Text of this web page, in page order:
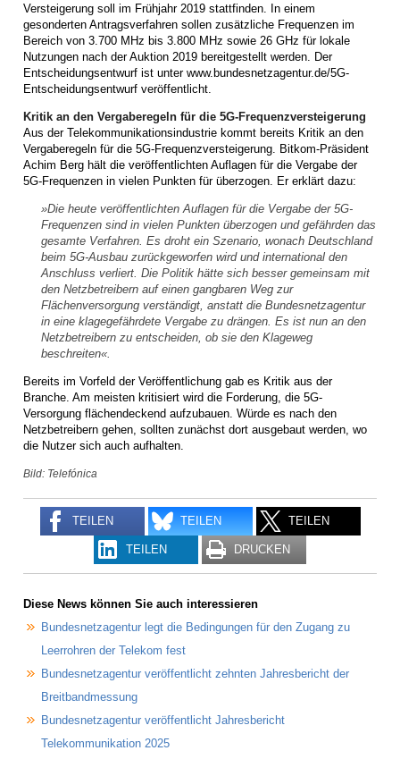
Versteigerung soll im Frühjahr 2019 stattfinden. In einem
gesonderten Antragsverfahren sollen zusätzliche Frequenzen im
Bereich von 3.700 MHz bis 3.800 MHz sowie 26 GHz für lokale
Nutzungen nach der Auktion 2019 bereitgestellt werden. Der
Entscheidungsentwurf ist unter www.bundesnetzagentur.de/5G-
Entscheidungsentwurf veröffentlicht.
Kritik an den Vergaberegeln für die 5G-Frequenzversteigerung
Aus der Telekommunikationsindustrie kommt bereits Kritik an den
Vergaberegeln für die 5G-Frequenzversteigerung. Bitkom-Präsident
Achim Berg hält die veröffentlichten Auflagen für die Vergabe der
5G-Frequenzen in vielen Punkten für überzogen. Er erklärt dazu:
»Die heute veröffentlichten Auflagen für die Vergabe der 5G-
Frequenzen sind in vielen Punkten überzogen und gefährden das
gesamte Verfahren. Es droht ein Szenario, wonach Deutschland
beim 5G-Ausbau zurückgeworfen wird und international den
Anschluss verliert. Die Politik hätte sich besser gemeinsam mit
den Netzbetreibern auf einen gangbaren Weg zur
Flächenversorgung verständigt, anstatt die Bundesnetzagentur
in eine klagegefährdete Vergabe zu drängen. Es ist nun an den
Netzbetreibern zu entscheiden, ob sie den Klageweg
beschreiten«.
Bereits im Vorfeld der Veröffentlichung gab es Kritik aus der
Branche. Am meisten kritisiert wird die Forderung, die 5G-
Versorgung flächendeckend aufzubauen. Würde es nach den
Netzbetreibern gehen, sollten zunächst dort ausgebaut werden, wo
die Nutzer sich auch aufhalten.
Bild: Telefónica
TEILEN TEILEN TEILEN
TEILEN DRUCKEN
Diese News können Sie auch interessieren
Bundesnetzagentur legt die Bedingungen für den Zugang zu
Leerrohren der Telekom fest
Bundesnetzagentur veröffentlicht zehnten Jahresbericht der
Breitbandmessung
Bundesnetzagentur veröffentlicht Jahresbericht
Telekommunikation 2025